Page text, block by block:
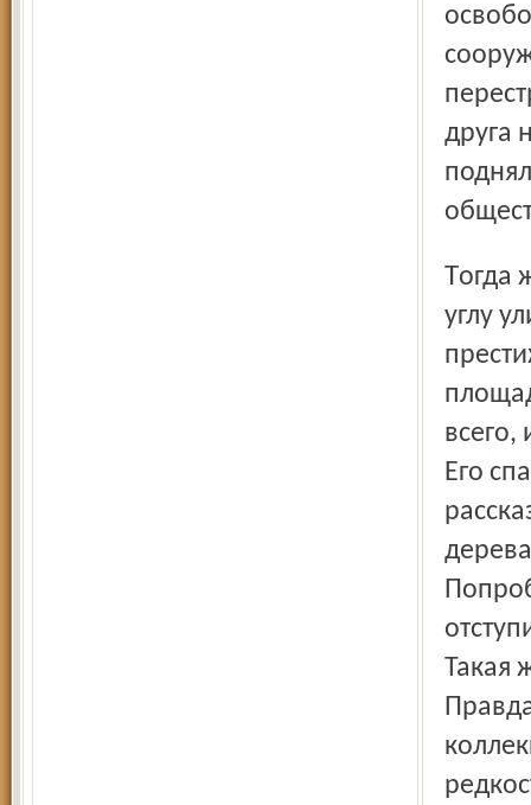
друга
Тогда же шла борьба и за другое дерево, неподалёку. На
углу
всего,
Его
Такая